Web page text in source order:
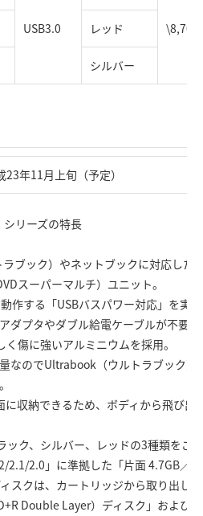
USB3.0 \8,700
レッド
シルバー
23年11月上旬（予定）
リーズの特長
ブック）やネットブックに対応した
スーパーマルチ）ユニット。
作する「USBバスパワー対応」を実
ダプタやダブル給電ケーブルが不要
傷に強いアルミニウムを採用。
なのでUltrabook（ウルトラブック）
収納できるため、ボディから飛び出
ク、シルバー、レッドの3種類をご
2.1/2.0」に準拠した「片面 4.7GB／
スクは、カートリッジから取り出し
Double Layer）ディスク」および